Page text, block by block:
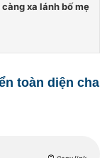
xa lánh bố mẹ
toàn diện cha